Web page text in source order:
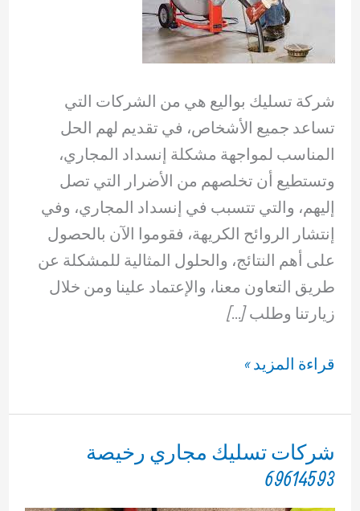
شركة تسليك بواليع هي من الشركات التي
تساعد جميع الأشخاص، في تقديم لهم الحل
المناسب لمواجهة مشكلة إنسداد المجاري،
وتستطيع أن تخلصهم من الأضرار التي تصل
إليهم، والتي تتسبب في إنسداد المجاري، وفي
إنتشار الروائح الكريهة، فقوموا الآن بالحصول
على أهم النتائج، والحلول المثالية للمشكلة عن
طريق التعاون معنا، والإعتماد علينا ومن خلال
زيارتنا وطلب […]
شركة
بواليع
69614593
قراءة المزيد »
شركات تسليك مجاري رخيصة
69614593